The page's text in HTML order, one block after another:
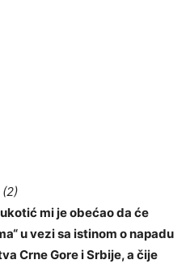
mi je obećao da će
u vezi sa istinom o napadu
Crne Gore i Srbije, a čije